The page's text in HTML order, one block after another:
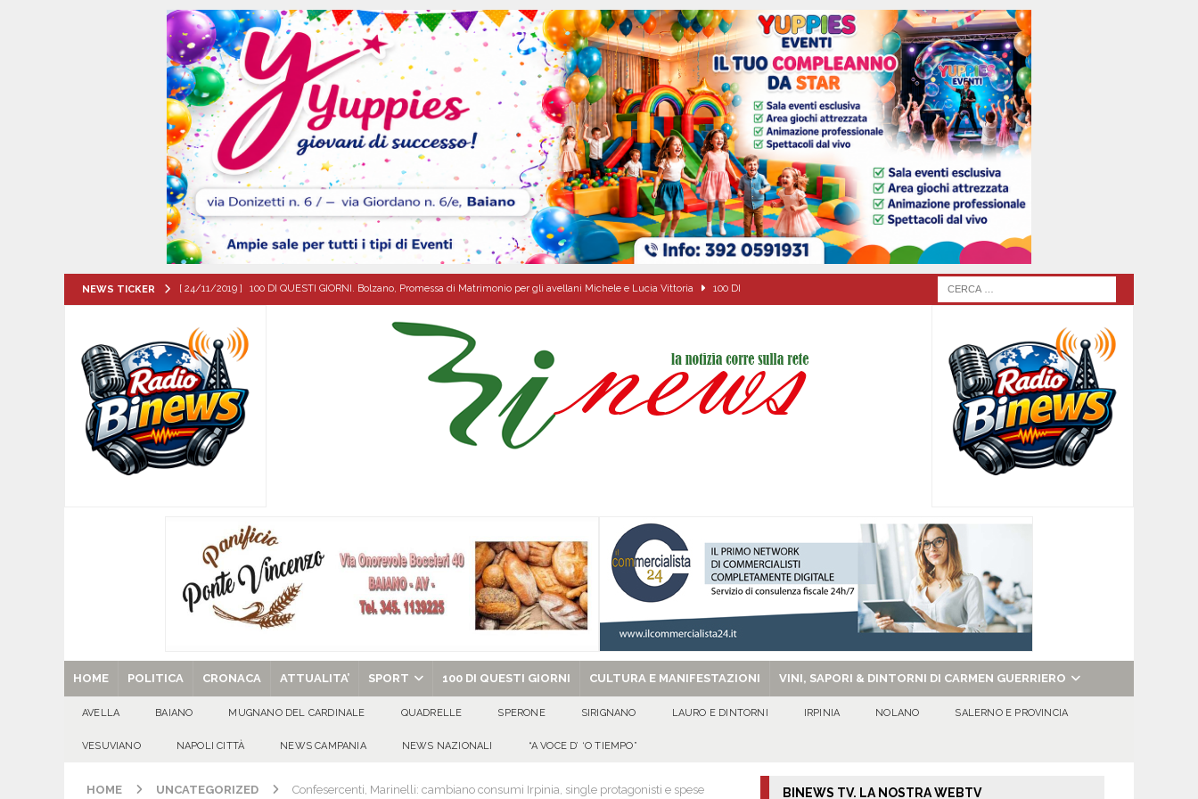
NEWS TICKER [ 24/11/2019 ] 100 DI QUESTI GIORNI. Bolzano, Promessa di Matrimonio per gli avellani Michele e Lucia Vittoria 100 DI
[ 09/08/2026 ] AVELLA
[ 09/08/2026 ] Baiano, incidente stradale: motociclista finisce in un canale dopo l’impatto con un’auto BAIANO
[ 09/08/2026 ] Trasformazione di ABC Napoli in s.p.a.: il PD di Serino dice NO! «L’acqua nasce a Serino: pretendiamo
coinvolgimento societario e royalty ambientali al fianco dell’amministrazione comunale»
[ 09/08/2026 ]
[ 29/08/2025 ] SANT’Oggi. Venerdì 29 agosto la chiesa celebra il Martirio di san Giovanni Battista e santa Sabina
HOME POLITICA CRONACA ATTUALITA’ SPORT 100 DI QUESTI GIORNI CULTURA E MANIFESTAZIONI VINI, SAPORI & DINTORNI DI CARMEN GUERRIERO
AVELLA BAIANO MUGNANO DEL CARDINALE QUADRELLE SPERONE SIRIGNANO LAURO E DINTORNI IRPINIA NOLANO SALERNO E PROVINCIA
VESUVIANO NAPOLI CITTÀ NEWS CAMPANIA NEWS NAZIONALI “A VOCE D’ ‘O TIEMPO”
HOME UNCATEGORIZED Confesercenti, Marinelli: cambiano consumi Irpinia, single protagonisti e spese BINEWS TV. LA NOSTRA WEBTV